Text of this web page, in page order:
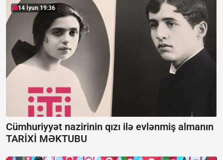
14 İyun 19:36
Cümhuriyyət nazirinin qızı ilə evlənmiş almanın
TARİXİ MƏKTUBU